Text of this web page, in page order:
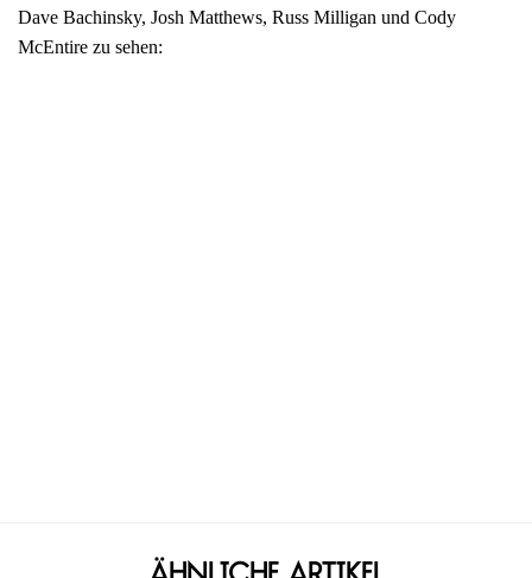
Dave Bachinsky, Josh Matthews, Russ Milligan und Cody
McEntire zu sehen: